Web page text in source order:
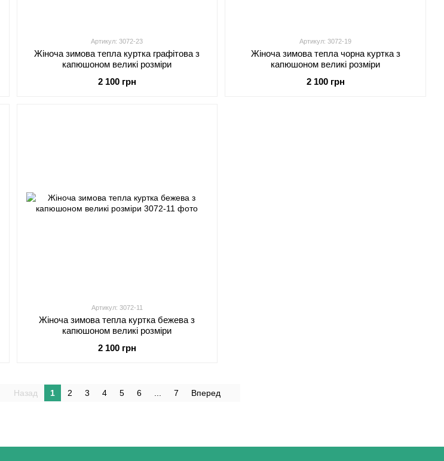
Артикул: 3072-23
Жіноча зимова тепла куртка графітова з
капюшоном великі розміри
2 100 грн
Артикул: 3072-19
Жіноча зимова тепла чорна куртка з
капюшоном великі розміри
2 100 грн
Артикул: 3072-11
Жіноча зимова тепла куртка бежева з
капюшоном великі розміри
2 100 грн
Назад 1 2 3 4 5 6 7 Вперед